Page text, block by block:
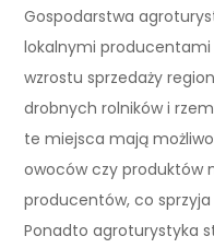
Gospodarstwa
lokalnymi producentami
wzrostu sprzedaży
drobnych rolników i
te miejsca mają
owoców czy produktów
producentów, co
Ponadto agroturystyka